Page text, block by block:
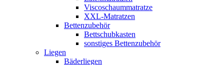
Viscoschaummatratze
XXL-Matratzen
Bettenzubehör
Bettschubkasten
sonstiges Bettenzubehör
Liegen
Bäderliegen